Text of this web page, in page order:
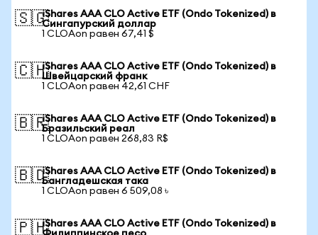
🇸🇬iShares AAA CLO Active ETF (Ondo Tokenized) в
Сингапурский доллар
1 CLOAon равен 67,41 $
🇨🇭iShares AAA CLO Active ETF (Ondo Tokenized) в
Швейцарский франк
1 CLOAon равен 42,61 CHF
🇧🇷iShares AAA CLO Active ETF (Ondo Tokenized) в
Бразильский реал
1 CLOAon равен 268,83 R$
🇧🇩iShares AAA CLO Active ETF (Ondo Tokenized) в
Бангладешская така
1 CLOAon равен 6 509,08 ৳
🇵🇭iShares AAA CLO Active ETF (Ondo Tokenized) в